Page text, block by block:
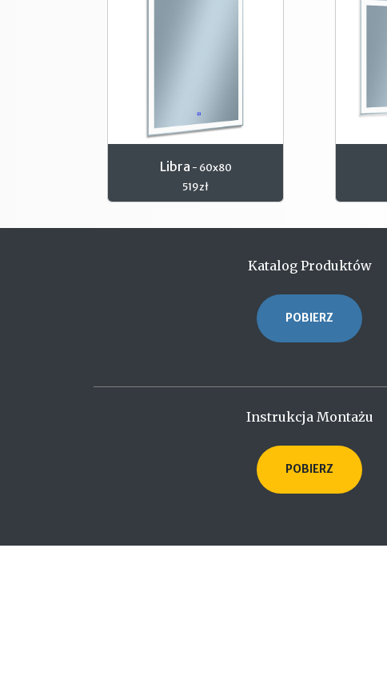
Libra - 60x80
519zł
Katalog Produktów
POBIERZ
Instrukcja Montażu
POBIERZ